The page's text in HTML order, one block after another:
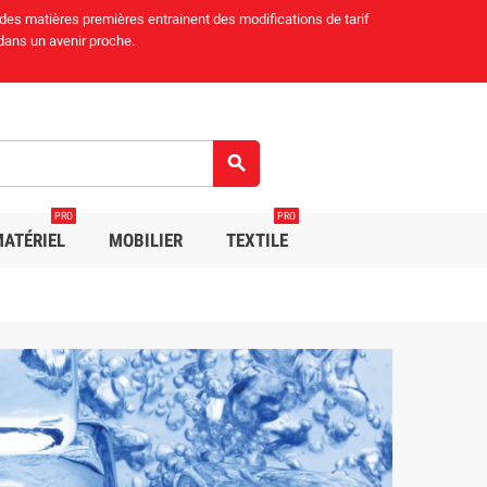
matières premières entrainent des modifications de tarif
un avenir proche.
search
PRO
MOBILIER TEXTILE
PRO